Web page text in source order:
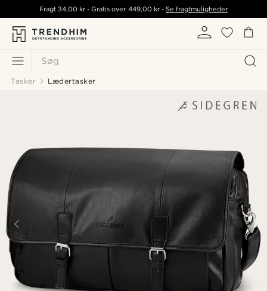
Søg
Fragt34,00 kr - Gratis over 449,00 kr- Se fragtmuligheder
Tasker Lædertasker